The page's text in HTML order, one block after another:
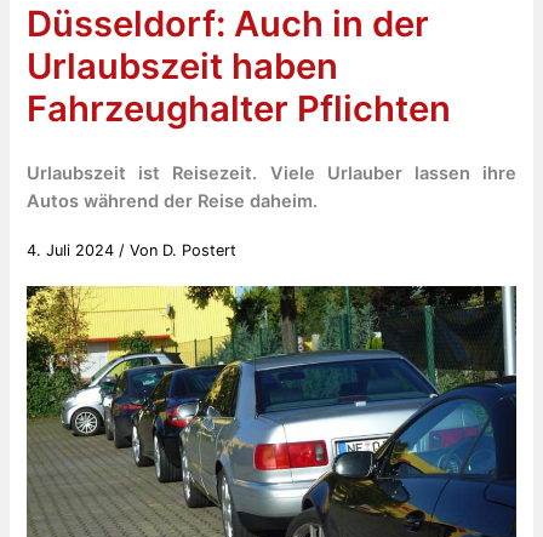
Düsseldorf: Auch in der
Urlaubszeit haben
Fahrzeughalter Pflichten
Urlaubszeit ist Reisezeit. Viele Urlauber lassen ihre
Autos während der Reise daheim.
4. Juli 2024 / Von D. Postert